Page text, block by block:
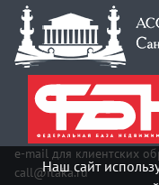
e-mail для клиентских
call@itaka.ru
Наш сайт